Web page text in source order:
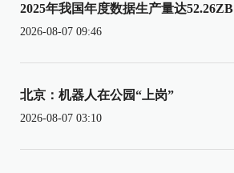
2025年我国年度数据生产量达52.26ZB
2026-08-07 09:46
北京：机器人在公园“上岗”
2026-08-07 03:10